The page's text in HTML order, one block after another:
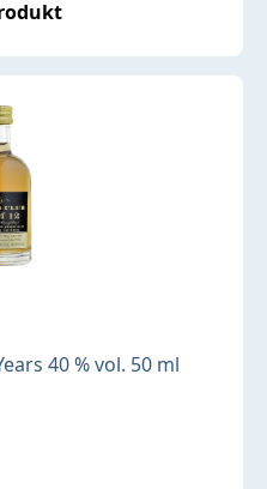
40 % vol. 50 ml